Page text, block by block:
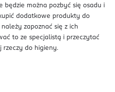
będzie można pozbyć się osadu i
dodatkowe produkty do
zapoznać się z ich
to ze specjalistą i przeczytać
rzeczy do higieny.